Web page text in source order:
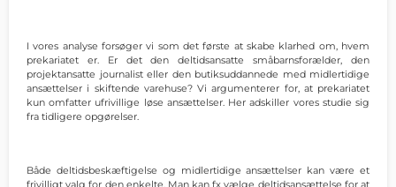
I vores analyse forsøger vi som det første at skabe klarhed om, hvem
prekariatet er. Er det den deltidsansatte småbarnsforælder, den
projektansatte journalist eller den butiksuddannede med midlertidige
ansættelser i skiftende varehuse? Vi argumenterer for, at prekariatet
kun omfatter ufrivillige løse ansættelser. Her adskiller vores studie sig
fra tidligere opgørelser.
Både deltidsbeskæftigelse og midlertidige ansættelser kan være et
frivilligt valg for den enkelte. Man kan fx vælge deltidsansættelse for at